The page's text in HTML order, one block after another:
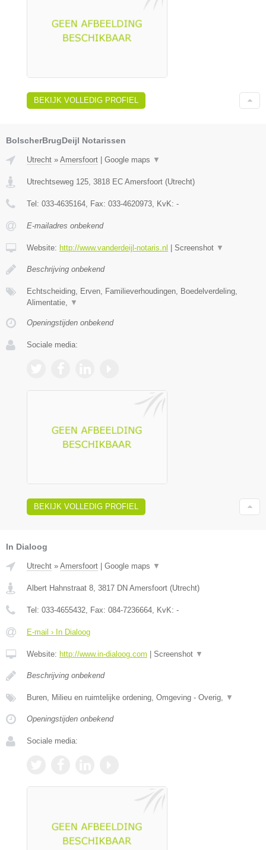
BEKIJK VOLLEDIG PROFIEL
BolscherBrugDeijl Notarissen
Utrecht » Amersfoort | Google maps ▼
Utrechtseweg 125 3818 EC Amersfoort (Utrecht)
Tel: 033-4635164 , Fax: 033-4620973 , KvK: -
E-mailadres onbekend
Website: http://www.vanderdeijl-notaris.nl | Screenshot ▼
Beschrijving onbekend
Echtscheiding, Erven, Familieverhoudingen, Boedelverdeling,
Alimentatie,
▼
Openingstijden onbekend
Sociale media:
BEKIJK VOLLEDIG PROFIEL
In Dialoog
Utrecht » Amersfoort Google maps ▼
Albert Hahnstraat 8, 3817 DN Amersfoort (Utrecht)
Tel: 033-4655432, Fax: 084-7236664, KvK: -
E-mail › In Dialoog
Website: http://www.in-dialoog.com Screenshot ▼
Beschrijving onbekend
Buren, Milieu en ruimtelijke ordening, Omgeving - Overig, ▼
Openingstijden onbekend
Sociale media: